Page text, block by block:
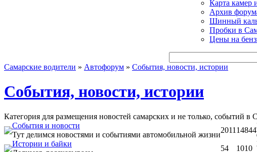
Карта
Архив
Шинный
Пробки в
Цены на
Самарские водители » Автофорум » События, новости, истории
События, новости, истории
Категория для размещения новостей самарских и не только, событий
События и новости
Тут делимся новостями и событиями автомобильной жизни
2011 14844
Истории и байки
54 1010